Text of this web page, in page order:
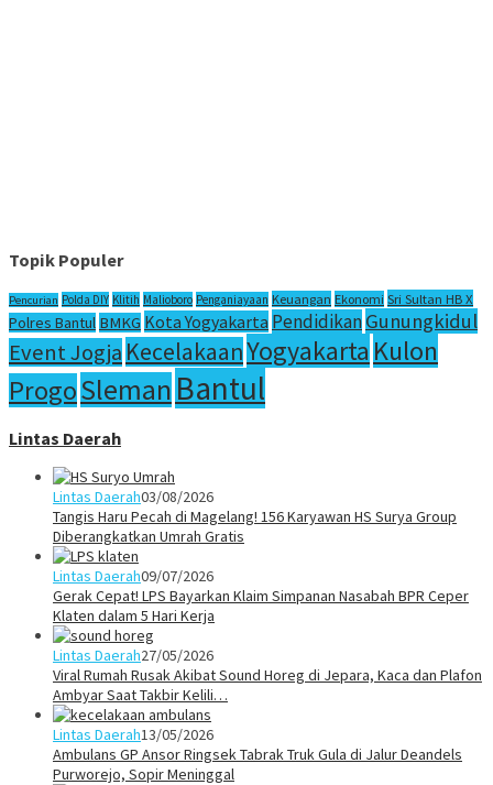
Topik Populer
Pencurian Polda DIY Klitih Malioboro Penganiayaan Keuangan Ekonomi Sri Sultan HB X
Polres Bantul BMKG Kota Yogyakarta PendidikanGunungkidul
Event Jogja KecelakaanYogyakarta Kulon
ProgoSleman Bantul
Lintas Daerah
Lintas Daerah03/08/2026
Tangis Haru Pecah di Magelang! 156 Karyawan HS Surya Group
Diberangkatkan Umrah Gratis
Lintas Daerah09/07/2026
Gerak Cepat! LPS Bayarkan Klaim Simpanan Nasabah BPR Ceper
Klaten dalam 5 Hari Kerja
Lintas Daerah27/05/2026
Viral Rumah Rusak Akibat Sound Horeg di Jepara, Kaca dan Plafon
Ambyar Saat Takbir Kelili…
Lintas Daerah13/05/2026
Ambulans GP Ansor Ringsek Tabrak Truk Gula di Jalur Deandels
Purworejo, Sopir Meninggal